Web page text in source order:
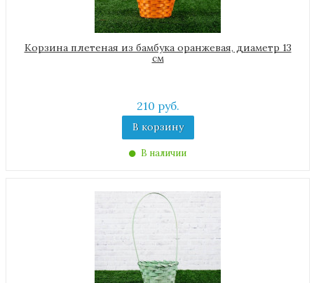
Корзина плетеная из бамбука оранжевая, диаметр 13
см
210 руб.
В корзину
В наличии